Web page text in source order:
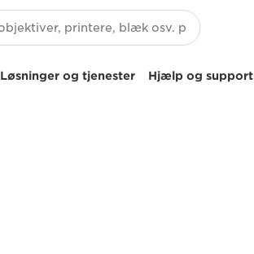
Løsninger og tjenester Hjælp og support